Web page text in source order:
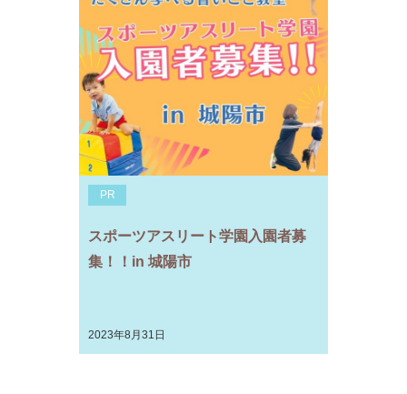
PR
スポーツアスリート学園入園者募
集！！in 城陽市
2023年8月31日